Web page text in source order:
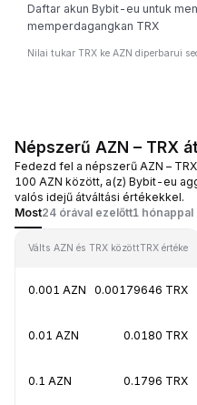
Daftar akun Bybit-eu untuk
memperdagangkan TRX
Nilai tukar TRX ke AZN diperbarui
Népszerű AZN – TRX
Fedezd fel a népszerű AZN –
100 AZN között, a(z) Bybit-eu
valós idejű átváltási értékekkel.
Most24 órával ezelőtt1 hónappal
Válts AZN és TRX közöttTRX értéke
0.001 AZN 0.00179646 TRX
0.01 AZN 0.0180 TRX
0.1 AZN 0.1796 TRX